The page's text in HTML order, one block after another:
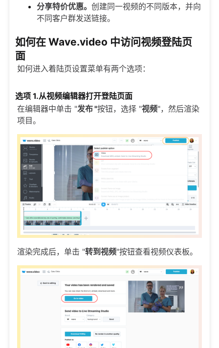
分享特价优惠。 创建同一视频的不同版本，并向
不同客户群发送链接。
如何在 Wave.video 中访问视频登陆页
面
如何进入着陆页设置菜单有两个选项：
选项 1.从视频编辑器打开登陆页面
在编辑器中单击 "发布 "按钮，选择 "视频"，然后渲染
项目。
渲染完成后，单击 "转到视频"按钮查看视频仪表板。